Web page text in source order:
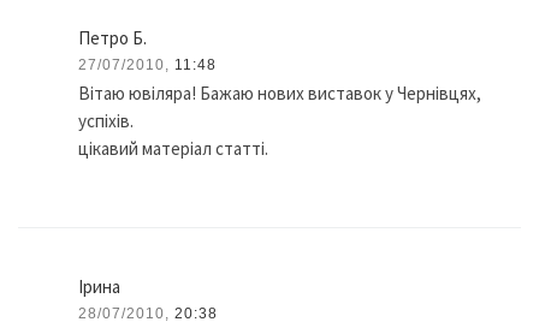
Петро Б.
27/07/2010, 11:48
Вітаю ювіляра! Бажаю нових виставок у Чернівцях,
успіхів.
цікавий матеріал статті.
Ірина
28/07/2010, 20:38